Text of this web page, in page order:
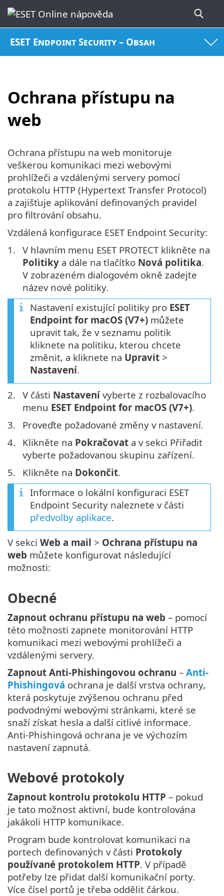
ESET Endpoint Security – Obsah
Ochrana přístupu na
web
Ochrana přístupu na web monitoruje
veškerou komunikaci mezi webovými
prohlížeči a vzdálenými servery pomocí
protokolu HTTP (Hypertext Transfer Protocol)
a zajišťuje aplikování definovaných pravidel
pro filtrování obsahu.
Vzdálená konfigurace ESET Endpoint Security:
1. V hlavním menu ESET PROTECT klikněte na
Politiky a dále na tlačítko Nová politika.
V zobrazeném dialogovém okně zadejte
název nové politiky.
Nastavení existující politiky pro ESET
Endpoint for macOS (V7+) můžete
upravit tak, že v seznamu politik
kliknete na politiku, kterou chcete
změnit, a kliknete na Upravit >
Nastavení.
2. V části Nastavenívyberte z rozbalovacího
menu ESET Endpoint for macOS (V7+).
3.
Proveďte požadované změny v nastavení.
4.
Klikněte na Pokračovat a v sekci Přiřadit
vyberte požadovanou skupinu zařízení.
5.
Klikněte na Dokončit.
Informace o lokální konfiguraci ESET
Endpoint Security naleznete v části
předvolby aplikace.
V sekci Web a mail > Ochrana přístupu na
web můžete konfigurovat následující
možnosti:
Obecné
Zapnout ochranu přístupu na web – pomocí
této možnosti zapnete monitorování HTTP
komunikaci mezi webovými prohlížeči a
vzdálenými servery.
Zapnout Anti-Phishingovou ochranu – Anti-
Phishingová ochrana je další vrstva ochrany,
která poskytuje zvýšenou ochranu před
podvodnými webovými stránkami, které se
snaží získat hesla a další citlivé informace.
Anti-Phishingová ochrana je ve výchozím
nastavení zapnutá.
Webové protokoly
Zapnout kontrolu protokolu HTTP – pokud
je tato možnost aktivní, bude kontrolována
jakákoli HTTP komunikace.
Program bude kontrolovat komunikaci na
portech definovaných v části Protokoly
používané protokolem HTTP. V případě
potřeby lze přidat další komunikační porty.
Více čísel portů je třeba oddělit čárkou.